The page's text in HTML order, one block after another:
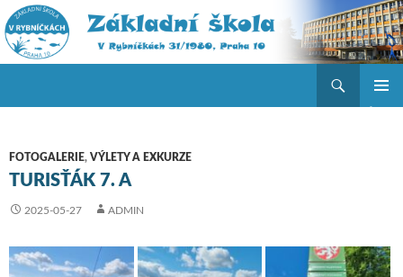
FOTOGALERIE, VÝLETY A EXKURZE
TURISŤÁK 7. A
2025-05-27 ADMIN